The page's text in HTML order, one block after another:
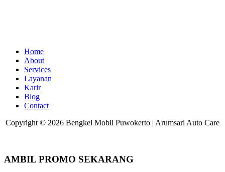
Home
About
Services
Layanan
Karir
Blog
Contact
Copyright © 2026 Bengkel Mobil Puwokerto | Arumsari Auto Care
AMBIL PROMO SEKARANG